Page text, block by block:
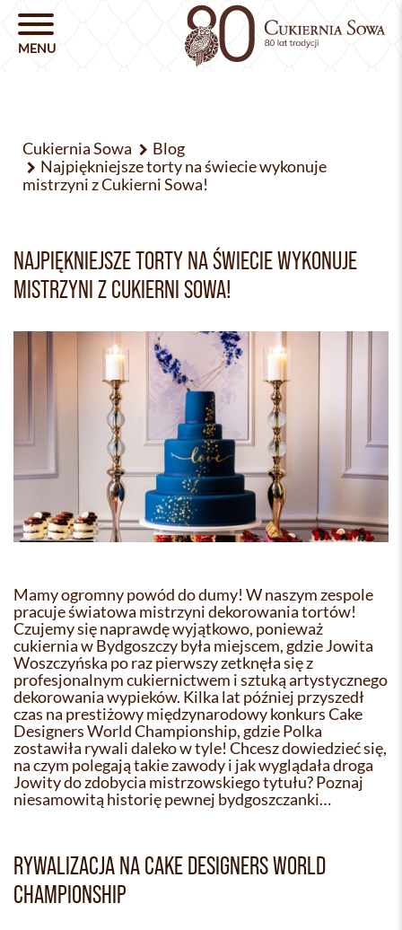
Cukiernia Sowa
Blog
Najpiękniejsze torty na świecie wykonuje
mistrzyni z Cukierni Sowa!
NAJPIĘKNIEJSZE TORTY NA ŚWIECIE WYKONUJE
MISTRZYNI Z CUKIERNI SOWA!
Mamy ogromny powód do dumy! W naszym zespole
pracuje światowa mistrzyni dekorowania tortów!
Czujemy się naprawdę wyjątkowo, ponieważ
cukiernia w Bydgoszczy była miejscem, gdzie Jowita
Woszczyńska po raz pierwszy zetknęła się z
profesjonalnym cukiernictwem i sztuką artystycznego
dekorowania wypieków. Kilka lat później przyszedł
czas na prestiżowy międzynarodowy konkurs Cake
Designers World Championship, gdzie Polka
zostawiła rywali daleko w tyle! Chcesz dowiedzieć się,
na czym polegają takie zawody i jak wyglądała droga
Jowity do zdobycia mistrzowskiego tytułu? Poznaj
niesamowitą historię pewnej bydgoszczanki…
RYWALIZACJA NA CAKE DESIGNERS WORLD
CHAMPIONSHIP